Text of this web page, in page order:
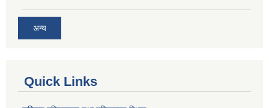
अन्य
Quick Links